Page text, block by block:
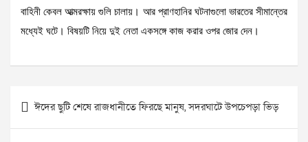
বাহিনী কেবল আত্মরক্ষায় গুলি চালায়। আর প্রাণহানির ঘটনাগুলো ভারতের সীমান্তের
মধ্যেই ঘটে। বিষয়টি নিয়ে দুই নেতা একসঙ্গে কাজ করার ওপর জোর দেন।
Post
navigation
ঈদের ছুটি শেষে রাজধানীতে ফিরছে মানুষ, সদরঘাটে উপচেপড়া ভিড়